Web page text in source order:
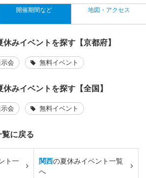
開催期間など 地図・アクセス
みイベントを探す【京都府】
会 無料イベント
みイベントを探す【全国】
会 無料イベント
に戻る
ト一
関西の夏休みイベント一覧
へ